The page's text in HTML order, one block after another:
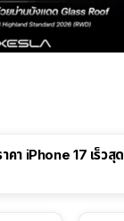
า iPhone 17 เร็วสุ